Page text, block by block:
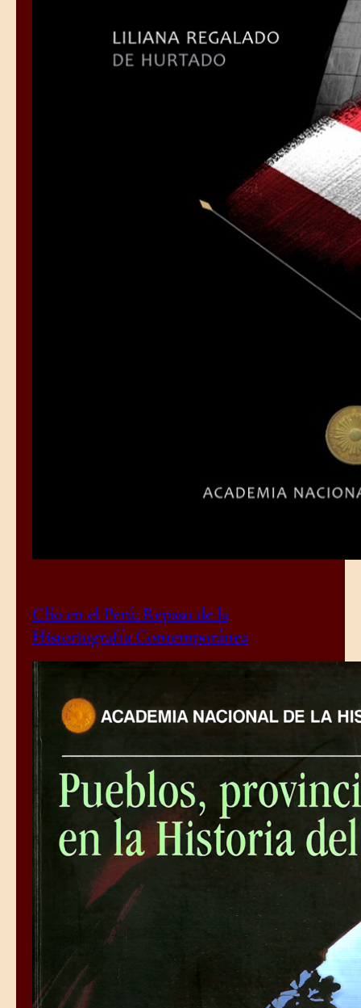
Clío en el Perú: Repaso de la
Historiografía Contemporánea